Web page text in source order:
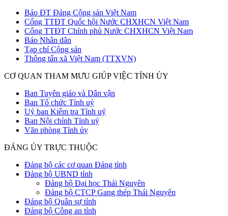
Báo ĐT Đảng Cộng sản Việt Nam
Cổng TTĐT Quốc hội Nước CHXHCN Việt Nam
Cổng TTĐT Chính phủ Nước CHXHCN Việt Nam
Báo Nhân dân
Tạp chí Cộng sản
Thông tấn xã Việt Nam (TTXVN)
CƠ QUAN THAM MƯU GIÚP VIỆC TỈNH ỦY
Ban Tuyên giáo và Dân vận
Ban Tổ chức Tỉnh uỷ
Uỷ ban Kiểm tra Tỉnh uỷ
Ban Nội chính Tỉnh uỷ
Văn phòng Tỉnh ủy
ĐẢNG ỦY TRỰC THUỘC
Đảng bộ các cơ quan Đảng tỉnh
Đảng bộ UBND tỉnh
Đảng bộ Đại học Thái Nguyên
Đảng bộ CTCP Gang thép Thái Nguyên
Đảng bộ Quân sự tỉnh
Đảng bộ Công an tỉnh